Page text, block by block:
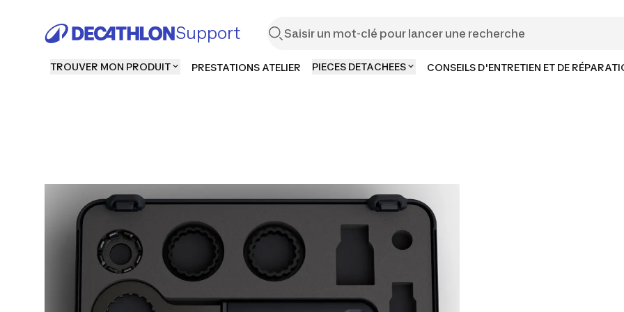
Support
TROUVER MON PRODUIT PRESTATIONS ATELIER PIECES DETACHEES CONSEILS D'ENTRETIEN ET DE